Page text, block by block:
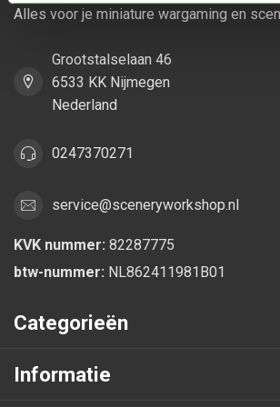
Alles voor je miniature wargaming en
Grootstalselaan 46
6533 KK Nijmegen
Nederland
0247370271
service@sceneryworkshop.nl
KVK nummer: 82287775
btw-nummer: NL862411981B01
Categorieën
Informatie